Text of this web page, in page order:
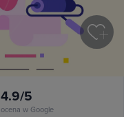
4.9/5
ocena w Google